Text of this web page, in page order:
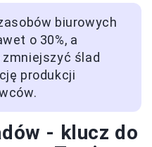
biurowych
o 30%, a
ślad
produkcji
- klucz do